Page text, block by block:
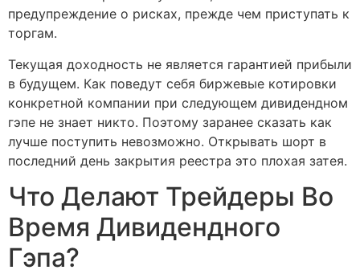
предупреждение о рисках, прежде чем приступать к
торгам.
Текущая доходность не является гарантией прибыли
в будущем. Как поведут себя биржевые котировки
конкретной компании при следующем дивидендном
гэпе не знает никто. Поэтому заранее сказать как
лучше поступить невозможно. Открывать шорт в
последний день закрытия реестра это плохая затея.
Что Делают Трейдеры Во
Время Дивидендного
Гэпа?